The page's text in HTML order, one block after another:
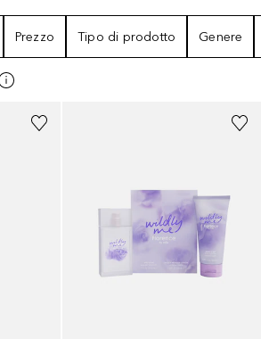
Prezzo Tipo di prodotto Genere